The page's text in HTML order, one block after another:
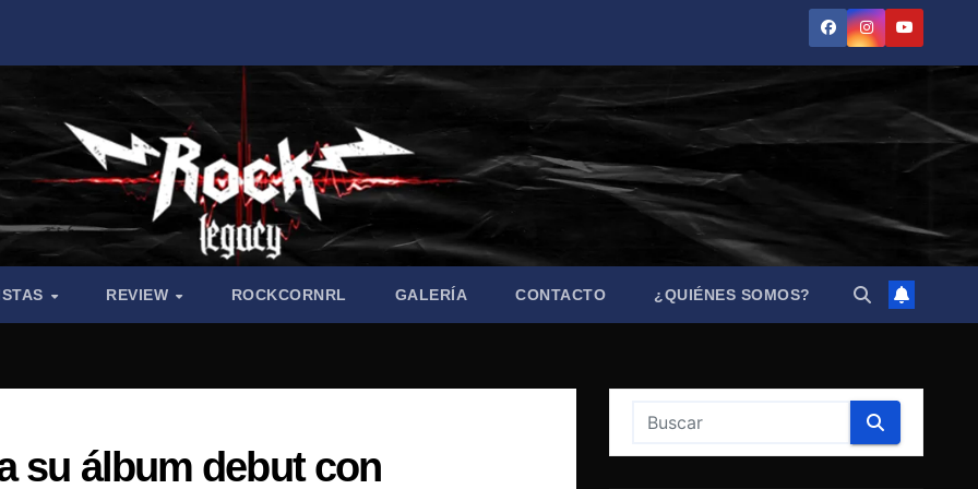
REVIEW ROCKCORNRL GALERÍA CONTACTO ¿QUIÉNES SOMOS?
su álbum debut con